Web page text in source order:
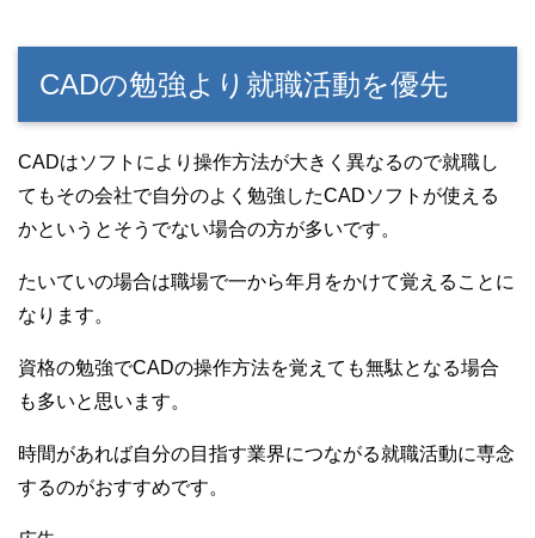
CADの勉強より就職活動を優先
CADはソフトにより操作方法が大きく異なるので就職し
てもその会社で自分のよく勉強したCADソフトが使える
かというとそうでない場合の方が多いです。
たいていの場合は職場で一から年月をかけて覚えることに
なります。
資格の勉強でCADの操作方法を覚えても無駄となる場合
も多いと思います。
時間があれば自分の目指す業界につながる就職活動に専念
するのがおすすめです。